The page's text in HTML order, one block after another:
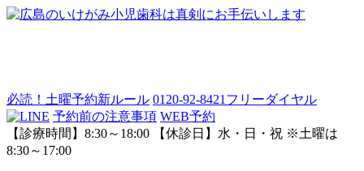
必読！土曜予約新ルール 0120-92-8421 フリーダイヤル
予約前の注意事項 WEB予約
【診療時間】8:30～18:00 【休診日】水・日・祝 ※土曜は
8:30～17:00